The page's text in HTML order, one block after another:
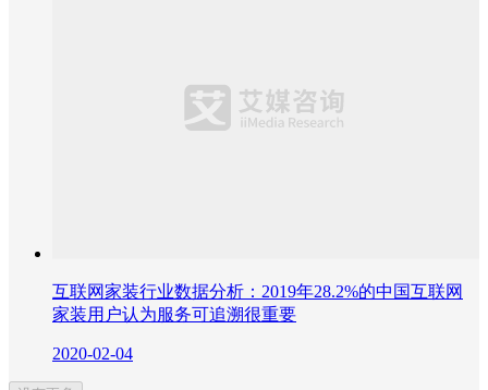
互联网家装行业数据分析：2019年28.2%的中国互联网
家装用户认为服务可追溯很重要
2020-02-04